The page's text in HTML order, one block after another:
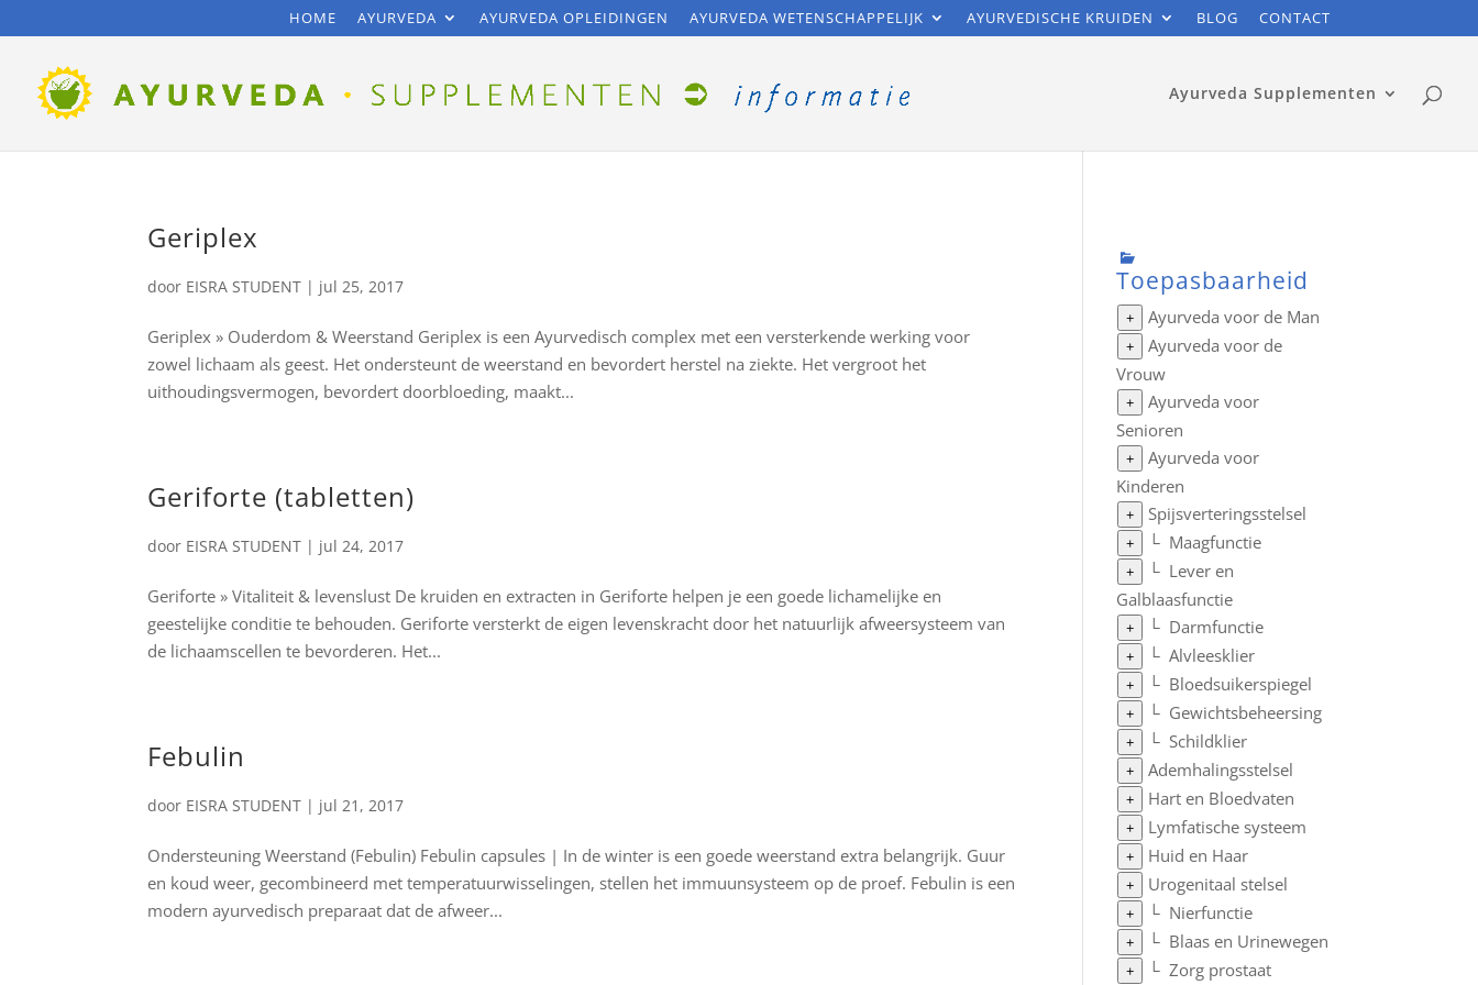
HOME AYURVEDA AYURVEDA OPLEIDINGEN AYURVEDA WETENSCHAPPELIJK AYURVEDISCHE KRUIDEN BLOG CONTACT
Ayurveda Supplementen
Geriplex
door EISRA STUDENT | jul 25, 2017
Geriplex » Ouderdom & Weerstand Geriplex is een Ayurvedisch complex met een versterkende werking voor
zowel lichaam als geest. Het ondersteunt de weerstand en bevordert herstel na ziekte. Het vergroot het
uithoudingsvermogen, bevordert doorbloeding, maakt...
Geriforte (tabletten)
door EISRA STUDENT | jul 24, 2017
Geriforte » Vitaliteit & levenslust De kruiden en extracten in Geriforte helpen je een goede lichamelijke en
geestelijke conditie te behouden. Geriforte versterkt de eigen levenskracht door het natuurlijk afweersysteem van
de lichaamscellen te bevorderen. Het...
Febulin
door EISRA STUDENT | jul 21, 2017
Ondersteuning Weerstand (Febulin) Febulin capsules | In de winter is een goede weerstand extra belangrijk. Guur
en koud weer, gecombineerd met temperatuurwisselingen, stellen het immuunsysteem op de proef. Febulin is een
modern ayurvedisch preparaat dat de afweer...
Toepasbaarheid
+ Ayurveda voor de Man
+
Ayurveda voor de
Vrouw
+
Ayurveda voor
Senioren
+
Ayurveda voor
Kinderen
+ Spijsverteringsstelsel
+ └ Maagfunctie
+ └ Lever en
Galblaasfunctie
+ └ Darmfunctie
+ └Alvleesklier
+ └ Bloedsuikerspiegel
+ └ Gewichtsbeheersing
+ └Schildklier
+ Ademhalingsstelsel
+ Hart en Bloedvaten
+ Lymfatische systeem
+ Huid en Haar
+ Urogenitaal stelsel
+ └ Nierfunctie
+ └ Blaas en Urinewegen
+ └Zorg prostaat